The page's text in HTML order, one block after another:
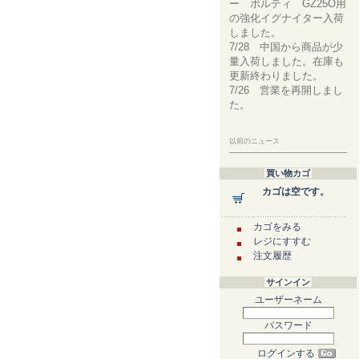
ー ボルティ GZ25O用
の強化イグナイター入荷
しました。
7/28 中国から商品が少
量入荷しました。在庫も
更新終わりました。
7/26 営業を再開しまし
た。
以前のニュース
買い物カゴ
カゴは空です。
カゴをみる
レジにすすむ
注文履歴
サインイン
ユーザーネーム
パスワード
ログインする